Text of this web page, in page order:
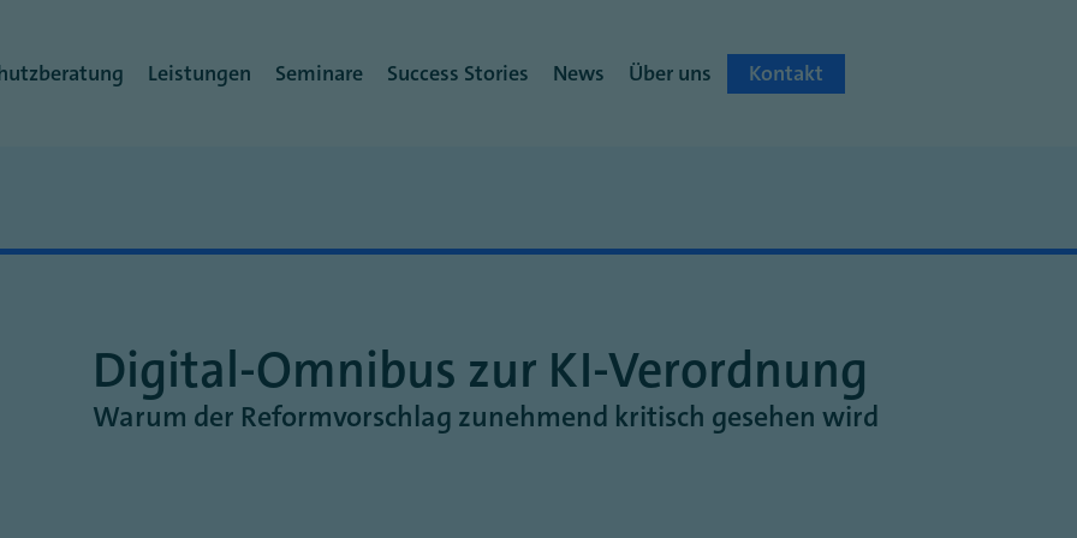
Digital-Omnibus zur KI-Verordnung
Warum der Reformvorschlag zunehmend kritisch gesehen wird
Leistungen Seminare Success Stories News Über uns Kontakt